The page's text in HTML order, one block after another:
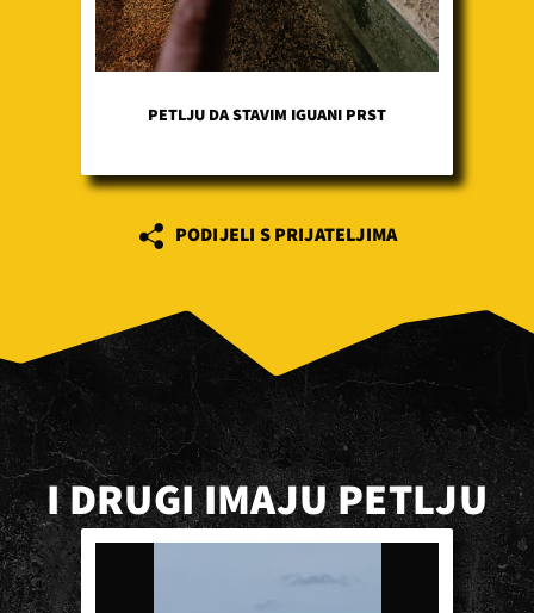
PETLJU DA STAVIM IGUANI PRST
PODIJELI S PRIJATELJIMA
I DRUGI IMAJU PETLJU